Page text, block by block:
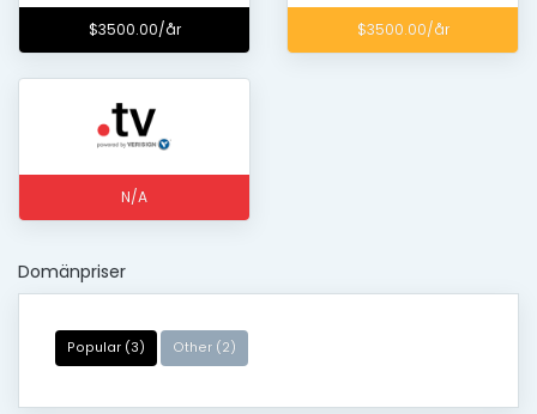
$3500.00/år $3500.00/år
N/A
Domänpriser
Popular (3) Other (2)